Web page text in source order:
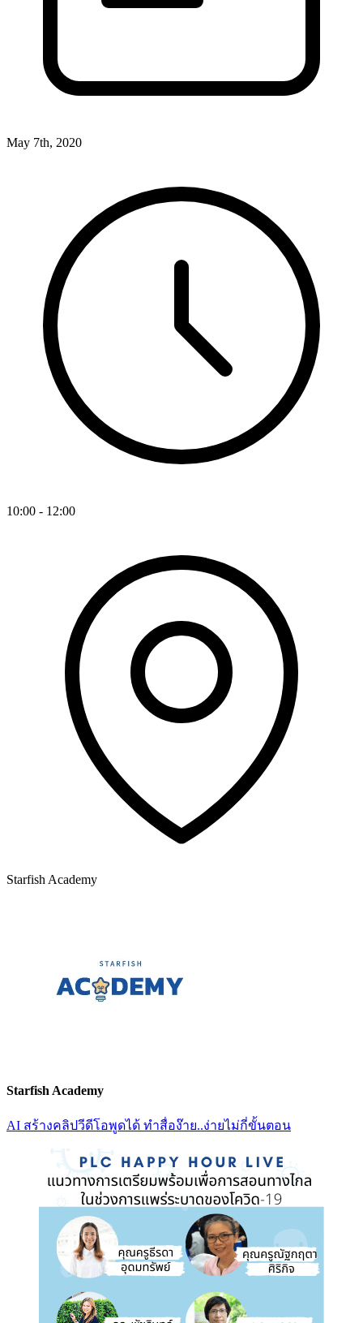
May 7th, 2020
10:00 - 12:00
Starfish Academy
Starfish Academy
AI สร้างคลิปวีดีโอพูดได้ ทำสื่อง๊าย..ง่ายไม่กี่ขั้นตอน